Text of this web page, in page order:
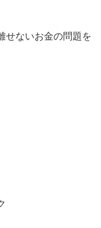
せないお金の問題を